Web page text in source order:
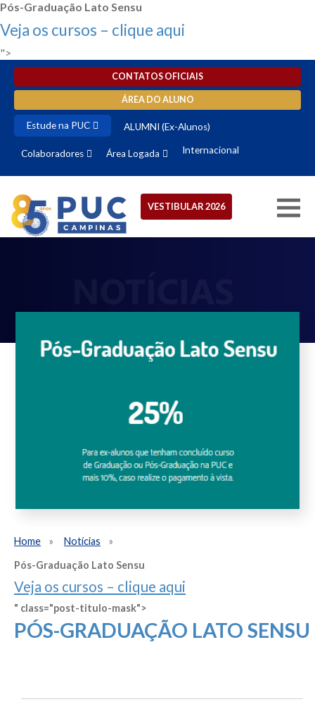
Pós-Graduação Lato Sensu
Veja os cursos – clique aqui
">
CONTATOS OFICIAIS
ÁREA DO ALUNO
Estude na PUC ALUMNI (Ex-Alunos)
Colaboradores Área Logada Internacional
VESTIBULAR 2026
Home
Notícias
Pós-Graduação Lato Sensu
Veja os cursos – clique aqui
" class="post-titulo-mask">
PÓS-GRADUAÇÃO LATO SENSU